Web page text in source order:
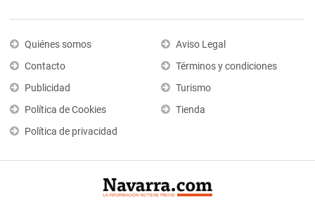
Quiénes somos
Contacto
Publicidad
Política de Cookies
Política de privacidad
Aviso Legal
Términos y condiciones
Turismo
Tienda